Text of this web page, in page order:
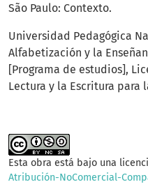
São Paulo: Contexto.
Universidad Pedagógica
Alfabetización y la
[Programa de estudios],
Lectura y la Escritura para
Esta obra está bajo una
Atribución-NoComercial-